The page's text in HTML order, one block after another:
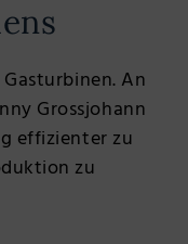
An
Grossjohann
effizienter zu
zu